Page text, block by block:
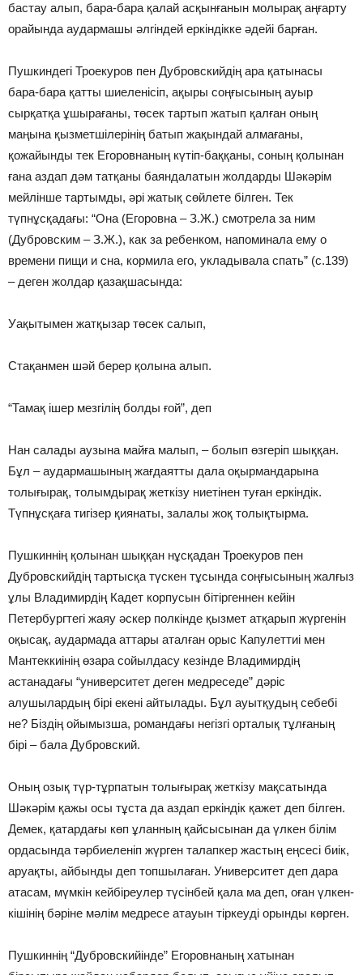
бастау алып, бара-бара қалай асқынғанын молырақ аңғарту
орайында аудармашы әлгіндей еркіндікке әдейі барған.
Пушкиндегі Троекуров пен Дубровскийдің ара қатынасы
бара-бара қатты шиеленісіп, ақыры соңғысының ауыр
сырқатқа ұшырағаны, төсек тартып жатып қалған оның
маңына қызметшілерінің батып жақындай алмағаны,
қожайынды тек Егоровнаның күтіп-баққаны, соның қолынан
ғана аздап дәм татқаны баяндалатын жолдарды Шәкәрім
мейлінше тартымды, әрі жатық сөйлете білген. Тек
түпнұсқадағы: “Она (Егоровна – З.Ж.) смотрела за ним
(Дубровским – З.Ж.), как за ребенком, напоминала ему о
времени пищи и сна, кормила его, укладывала спать” (с.139)
– деген жолдар қазақшасында:
Уақытымен жатқызар төсек салып,
Стақанмен шәй берер қолына алып.
“Тамақ ішер мезгілің болды ғой”, деп
Нан салады аузына майға малып, – болып өзгеріп шыққан.
Бұл – аудармашының жағдаятты дала оқырмандарына
толығырақ, толымдырақ жеткізу ниетінен туған еркіндік.
Түпнұсқаға тигізер қиянаты, залалы жоқ толықтырма.
Пушкиннің қолынан шыққан нұсқадан Троекуров пен
Дубровскийдің тартысқа түскен тұсында соңғысының жалғыз
ұлы Владимирдің Кадет корпусын бітіргеннен кейін
Петербургтегі жаяу әскер полкінде қызмет атқарып жүргенін
оқысақ, аудармада аттары аталған орыс Капулеттиі мен
Мантеккиінің өзара сойылдасу кезінде Владимирдің
астанадағы “университет деген медреседе” дәріс
алушылардың бірі екені айтылады. Бұл ауытқудың себебі
не? Біздің ойымызша, романдағы негізгі орталық тұлғаның
бірі – бала Дубровский.
Оның озық түр-тұрпатын толығырақ жеткізу мақсатында
Шәкәрім қажы осы тұста да аздап еркіндік қажет деп білген.
Демек, қатардағы көп ұланның қайсысынан да үлкен білім
ордасында тәрбиеленіп жүрген талапкер жастың еңсесі биік,
аруақты, айбынды деп топшылаған. Университет деп дара
атасам, мүмкін кейбіреулер түсінбей қала ма деп, оған үлкен-
кішінің бәріне мәлім медресе атауын тіркеуді орынды көрген.
Пушкиннің “Дубровскийінде” Егоровнаның хатынан